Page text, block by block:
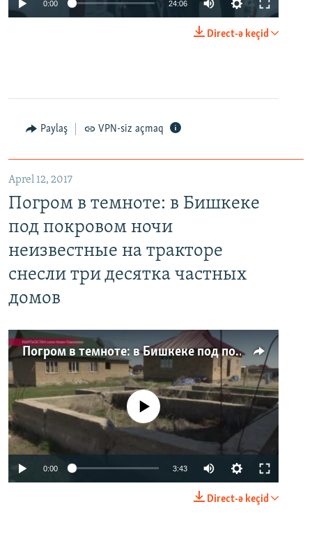
0:00 24:06
Direct-ə keçid
Paylaş VPN-siz açmaq
Aprel 12, 2017
Погром в темноте: в Бишкеке
под покровом ночи
неизвестные на тракторе
снесли три десятка частных
домов
Погром в темноте: в Бишкеке под покровом ночи неизвестные на тракторе снесли три десятка частных домов
No media source currently available
0:00 3:43
Direct-ə keçid